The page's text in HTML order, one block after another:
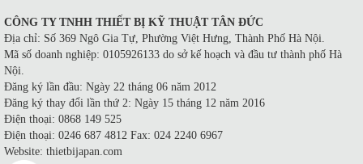
CÔNG TY TNHH THIẾT BỊ KỸ THUẬT TÂN ĐỨC
Địa chỉ: Số 369 Ngô Gia Tự, Phường Việt Hưng, Thành Phố Hà Nội.
Mã số doanh nghiệp: 0105926133 do sở kế hoạch và đầu tư thành phố Hà
Nội.
Đăng ký lần đầu: Ngày 22 tháng 06 năm 2012
Đăng ký thay đổi lần thứ 2: Ngày 15 tháng 12 năm 2016
Điện thoại: 0868 149 525
Điện thoại: 0246 687 4812 Fax: 024 2240 6967
Website: thietbijapan.com